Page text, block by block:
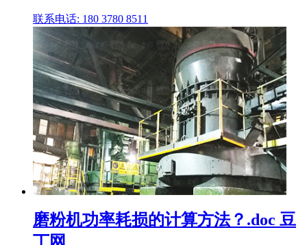
联系电话: 180 3780 8511
磨粉机功率耗损的计算方法？.doc 豆